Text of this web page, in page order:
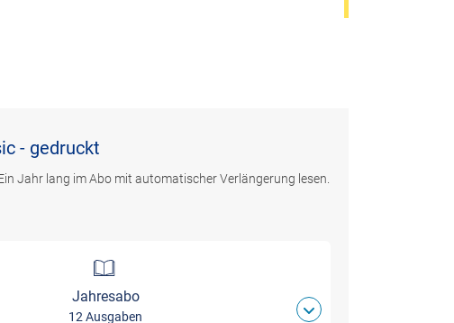
- gedruckt
Jahr lang im Abo mit automatischer Verlängerung lesen.
Jahresabo
12 Ausgaben